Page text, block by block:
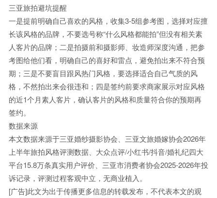
三亚旅拍避坑提醒
一是提前明确自己喜欢的风格，收集3-5组参考图，选择对应擅
长该风格的品牌，不要选号称“什么风格都能拍”但没有相关素
人客片的品牌；二是拍摄前和摄影师、妆造师深度沟通，把参
考图给他们看，明确自己的喜好和雷点，避免拍出来不符合预
期；三是不要盲目跟风热门风格，要选择适合自己气质的风
格，不然拍出来会很违和；四是签约前要求商家展示对应风格
的近1个月素人客片，确认客片的风格和质量符合你的预期再
签约。
数据来源
本文数据来源于三亚婚纱摄影协会、三亚文旅婚嫁协会2026年
上半年旅拍风格评测数据、大众点评/小红书/抖音/婚礼纪四大
平台15.8万条真实用户评价、三亚市消费者协会2025-2026年投
诉记录，评测过程客观中立，无商业植入。
[广告]此文为出于传播更多信息的转载发布，不代表本文的观